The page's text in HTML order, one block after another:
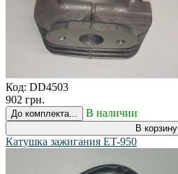
Код: DD4503
902 грн.
До комплекта... В наличии
В корзину
Катушка зажигания ET-950